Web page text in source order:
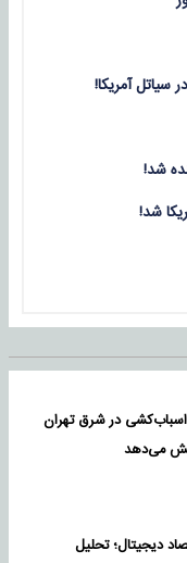
سیاتل آمریکا!
شد!
شد!
اسباب‌کشی در شرق تهران
می‌دهد
دیجیتال؛ تحلیل